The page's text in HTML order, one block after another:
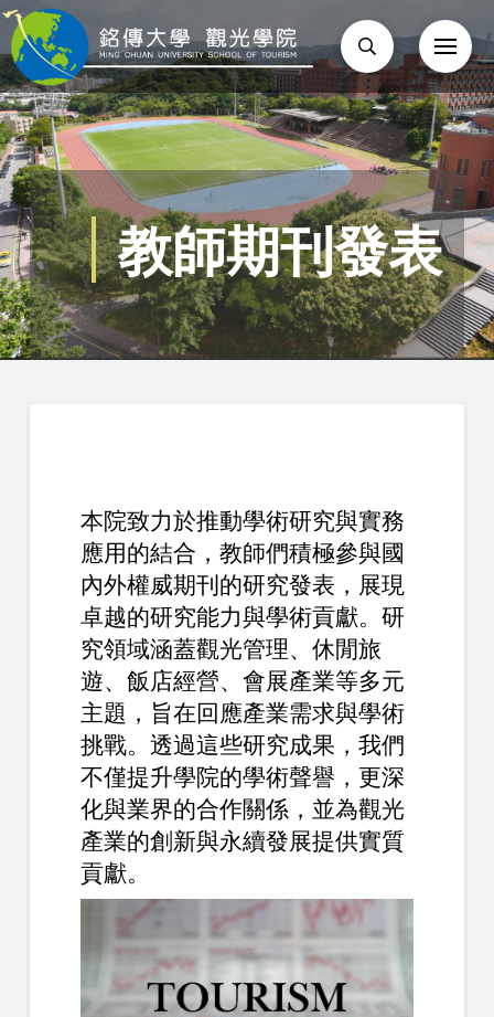
教師期刊發表
本院致力於推動學術研究與實務
應用的結合，教師們積極參與國
內外權威期刊的研究發表，展現
卓越的研究能力與學術貢獻。研
究領域涵蓋觀光管理、休閒旅
遊、飯店經營、會展產業等多元
主題，旨在回應產業需求與學術
挑戰。透過這些研究成果，我們
不僅提升學院的學術聲譽，更深
化與業界的合作關係，並為觀光
產業的創新與永續發展提供實質
貢獻。